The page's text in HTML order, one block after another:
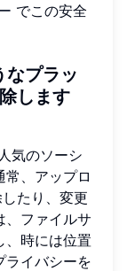
でこの安全
プラッ
します
気のソーシ
、アップロ
たり、変更
、ファイルサ
、時には位置
ライバシーを